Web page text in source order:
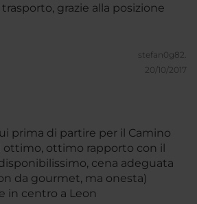
grazie alla posizione
stefan0g82.
20/10/2017
prima di partire per il Camino
ottimo, ottimo rapporto con il
cena adeguata
da gourmet, ma onesta)
in centro a Leon